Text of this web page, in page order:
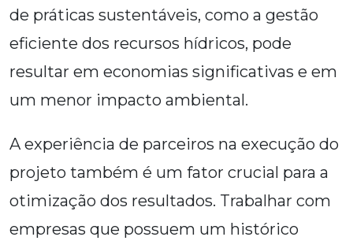
de práticas sustentáveis, como a gestão
eficiente dos recursos hídricos, pode
resultar em economias significativas e em
um menor impacto ambiental.
A experiência de parceiros na execução do
projeto também é um fator crucial para a
otimização dos resultados. Trabalhar com
empresas que possuem um histórico